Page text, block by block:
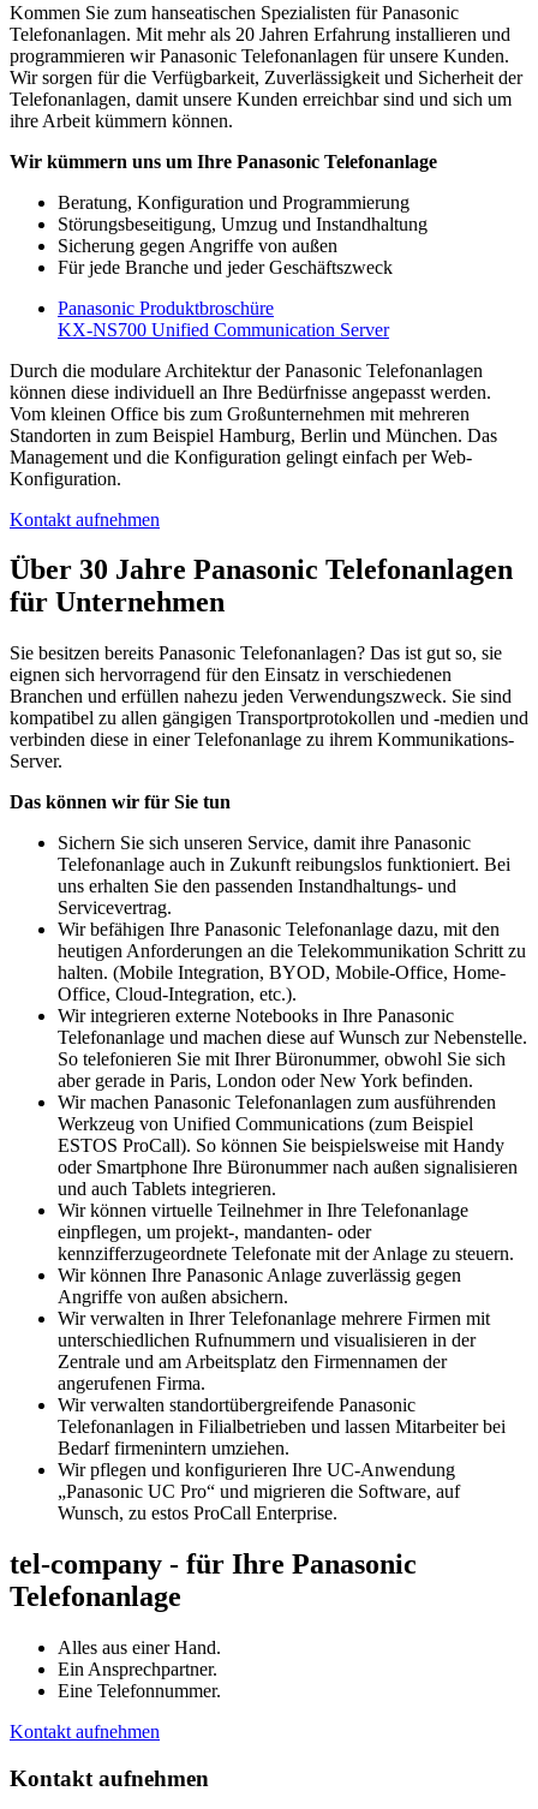
Kommen Sie zum hanseatischen Spezialisten für Panasonic
Telefonanlagen. Mit mehr als 20 Jahren Erfahrung installieren und
programmieren wir Panasonic Telefonanlagen für unsere Kunden.
Wir sorgen für die Verfügbarkeit, Zuverlässigkeit und Sicherheit der
Telefonanlagen, damit unsere Kunden erreichbar sind und sich um
ihre Arbeit kümmern können.
Wir kümmern uns um Ihre Panasonic Telefonanlage
Beratung, Konfiguration und Programmierung
Störungsbeseitigung, Umzug und Instandhaltung
Sicherung gegen Angriffe von außen
Für jede Branche und jeder Geschäftszweck
Panasonic Produktbroschüre
KX-NS700 Unified Communication Server
Durch die modulare Architektur der Panasonic Telefonanlagen
können diese individuell an Ihre Bedürfnisse angepasst werden.
Vom kleinen Office bis zum Großunternehmen mit mehreren
Standorten in zum Beispiel Hamburg, Berlin und München. Das
Management und die Konfiguration gelingt einfach per Web-
Konfiguration.
Kontakt aufnehmen
Über 30 Jahre Panasonic Telefonanlagen
für Unternehmen
Sie besitzen bereits Panasonic Telefonanlagen? Das ist gut so, sie
eignen sich hervorragend für den Einsatz in verschiedenen
Branchen und erfüllen nahezu jeden Verwendungszweck. Sie sind
kompatibel zu allen gängigen Transportprotokollen und -medien und
verbinden diese in einer Telefonanlage zu ihrem Kommunikations-
Server.
Das können wir für Sie tun
Sichern Sie sich unseren Service, damit ihre Panasonic
Telefonanlage auch in Zukunft reibungslos funktioniert. Bei
uns erhalten Sie den passenden Instandhaltungs- und
Servicevertrag.
Wir befähigen Ihre Panasonic Telefonanlage dazu, mit den
heutigen Anforderungen an die Telekommunikation Schritt zu
halten. (Mobile Integration, BYOD, Mobile-Office, Home-
Office, Cloud-Integration, etc.).
Wir integrieren externe Notebooks in Ihre Panasonic
Telefonanlage und machen diese auf Wunsch zur Nebenstelle.
So telefonieren Sie mit Ihrer Büronummer, obwohl Sie sich
aber gerade in Paris, London oder New York befinden.
Wir machen Panasonic Telefonanlagen zum ausführenden
Werkzeug von Unified Communications (zum Beispiel
ESTOS ProCall). So können Sie beispielsweise mit Handy
oder Smartphone Ihre Büronummer nach außen signalisieren
und auch Tablets integrieren.
Wir können virtuelle Teilnehmer in Ihre Telefonanlage
einpflegen, um projekt-, mandanten- oder
kennzifferzugeordnete Telefonate mit der Anlage zu steuern.
Wir können Ihre Panasonic Anlage zuverlässig gegen
Angriffe von außen absichern.
Wir verwalten in Ihrer Telefonanlage mehrere Firmen mit
unterschiedlichen Rufnummern und visualisieren in der
Zentrale und am Arbeitsplatz den Firmennamen der
angerufenen Firma.
Wir verwalten standortübergreifende Panasonic
Telefonanlagen in Filialbetrieben und lassen Mitarbeiter bei
Bedarf firmenintern umziehen.
Wir pflegen und konfigurieren Ihre UC-Anwendung
„Panasonic UC Pro“ und migrieren die Software, auf
Wunsch, zu estos ProCall Enterprise.
tel-company - für Ihre Panasonic
Telefonanlage
Alles aus einer Hand.
Ein Ansprechpartner.
Eine Telefonnummer.
Kontakt aufnehmen
Kontakt aufnehmen